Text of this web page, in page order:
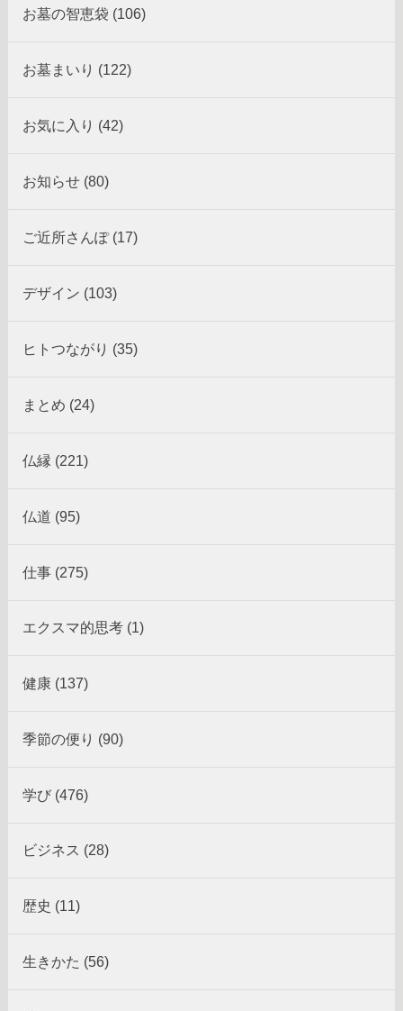
お墓の智恵袋 (106)
お墓まいり (122)
お気に入り (42)
お知らせ (80)
ご近所さんぽ (17)
デザイン (103)
ヒトつながり (35)
まとめ (24)
仏縁 (221)
仏道 (95)
仕事 (275)
エクスマ的思考 (1)
健康 (137)
季節の便り (90)
学び (476)
ビジネス (28)
歴史 (11)
生きかた (56)